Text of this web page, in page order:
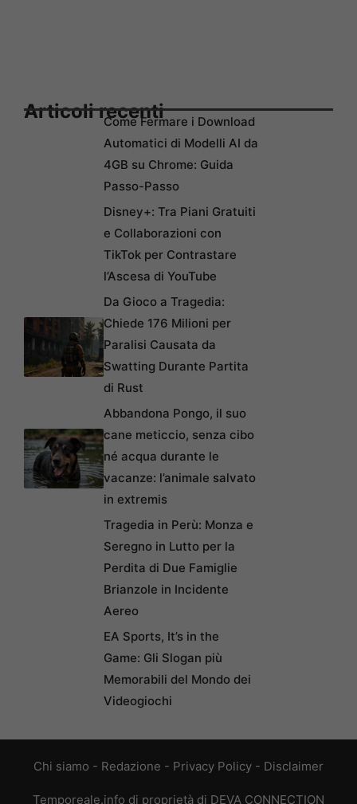
Articoli recentiCome Fermare i Download
Automatici di Modelli AI da
4GB su Chrome: Guida
Passo-Passo
Disney+: Tra Piani Gratuiti
e Collaborazioni con
TikTok per Contrastare
l’Ascesa di YouTube
Da Gioco a Tragedia:
Chiede 176 Milioni per
Paralisi Causata da
Swatting Durante Partita
di Rust
Abbandona Pongo, il suo
cane meticcio, senza cibo
né acqua durante le
vacanze: l’animale salvato
in extremis
Tragedia in Perù: Monza e
Seregno in Lutto per la
Perdita di Due Famiglie
Brianzole in Incidente
Aereo
EA Sports, It’s in the
Game: Gli Slogan più
Memorabili del Mondo dei
Videogiochi
Chi siamo - Redazione - Privacy Policy - Disclaimer
Temporeale.info di proprietà di DEVA CONNECTION